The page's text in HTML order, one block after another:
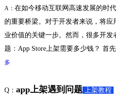
A： 在如今移动互联网高速发展的时
的重要桥梁。对于开发者来说，将
业价值的关键一步。然而，很多开
题：App Store上架需要多少钱？ 首
多
Q： app上架遇到问题 上架教程